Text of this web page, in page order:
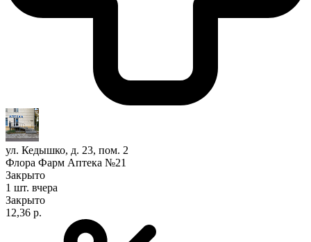
ул. Кедышко, д. 23, пом. 2
Флора Фарм Аптека №21
Закрыто
1 шт. вчера
Закрыто
12,36 р.